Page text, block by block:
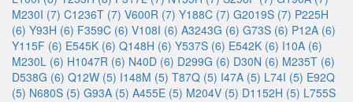
M230I (7) C1236T (7) V600R (7) Y188C (7) G2019S (7) P225H
(6) Y93H (6) F359C (6) V108I (6) A3243G (6) G73S (6) P12A (6)
Y115F (6) E545K (6) Q148H (6) Y537S (6) E542K (6) I10A (6)
M230L (6) H1047R (6) N40D (6) D299G (6) D30N (6) M235T (6)
D538G (6) Q12W (5) I148M (5) T87Q (5) I47A (5) L74I (5) E92Q
(5) N680S (5) G93A (5) A455E (5) M204V (5) D1152H (5) L755S